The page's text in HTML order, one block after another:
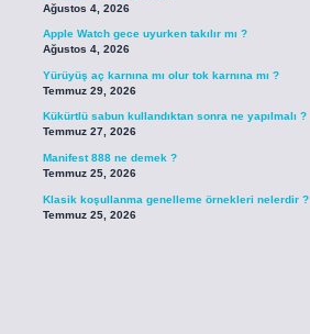
Ağustos 4, 2026
Apple Watch gece uyurken takılır mı ?
Ağustos 4, 2026
Yürüyüş aç karnına mı olur tok karnına mı ?
Temmuz 29, 2026
Kükürtlü sabun kullandıktan sonra ne yapılmalı ?
Temmuz 27, 2026
Manifest 888 ne demek ?
Temmuz 25, 2026
Klasik koşullanma genelleme örnekleri nelerdir ?
Temmuz 25, 2026